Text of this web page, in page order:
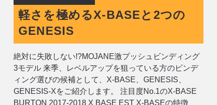
軽さを極めるX-BASEと2つの
GENESIS
絶対に失敗しない!?MOJANE激プッシュビンディング
3モデル 来季、レベルアップを狙っている方のビンデ
ィング選びの候補として、X-BASE、GENESIS、
GENESIS-Xをご紹介します。 注目度No.1のX-BASE
BURTON 2017-2018 X BASE EST X-BASEの特徴